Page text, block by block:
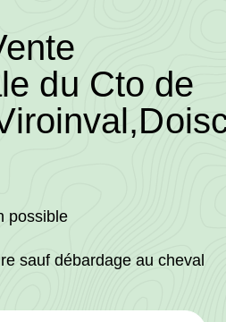
721/2025/
du Cto de
possible
sauf débardage au cheval